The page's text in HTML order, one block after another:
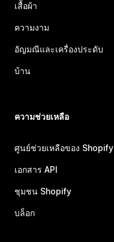
เสื้อผ้า
ความงาม
อัญมณีและเครื่องประดับ
บ้าน
ความช่วยเหลือ
ศูนย์ช่วยเหลือของ Shopify
เอกสาร API
ชุมชน Shopify
บล็อก